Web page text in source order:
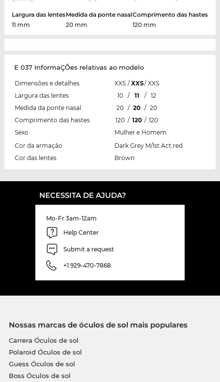
Largura das lentes
11 mm
Medida da ponte nasal
20 mm
Comprimento das hastes
120 mm
E 037 InformaÇÕes relativas ao modelo
Dimensões e detalhes XXS / XXS/ XXS
Largura das lentes
10 / 11 /
12
Medida da ponte nasal
20 / 20 / 20
Comprimento das hastes
120 / 120 / 120
Sexo
Mulher e Homem
Cor da armação
Dark Grey M/lst Act.red
Cor das lentes
Brown
NECESSITA DE AJUDA?
Mo-Fr 3am-12am
Help Center
Submit a request
+1 929-470-7868
Nossas marcas de óculos de sol mais populares
Carrera Óculos de sol
Polaroid Óculos de sol
Guess Óculos de sol
Boss Óculos de sol